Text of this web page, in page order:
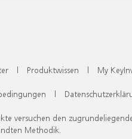
| Produktwissen | My
|
versuchen den
Methodik.